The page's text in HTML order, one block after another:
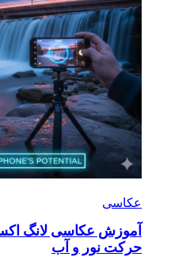
عکاسی
آموزش عکاسی لانگ
حرکت نور و آب